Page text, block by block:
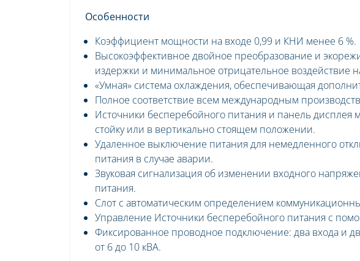
Особенности
Коэффициент мощности на входе 0,99 и КНИ менее 6 %.
Высокоэффективное двойное преобразование и
издержки и минимальное отрицательное воздействие
«Умная» система охлаждения, обеспечивающая
Полное соответствие всем международным
Источники бесперебойного питания и панель дисплея
стойку или в вертикально стоящем положении.
Удаленное выключение питания для немедленного
питания в случае аварии.
Звуковая сигнализация об изменении входного
питания.
Слот с автоматическим определением
Управление Источники бесперебойного питания с
Фиксированное проводное подключение: два входа и
от 6 до 10 кВА.